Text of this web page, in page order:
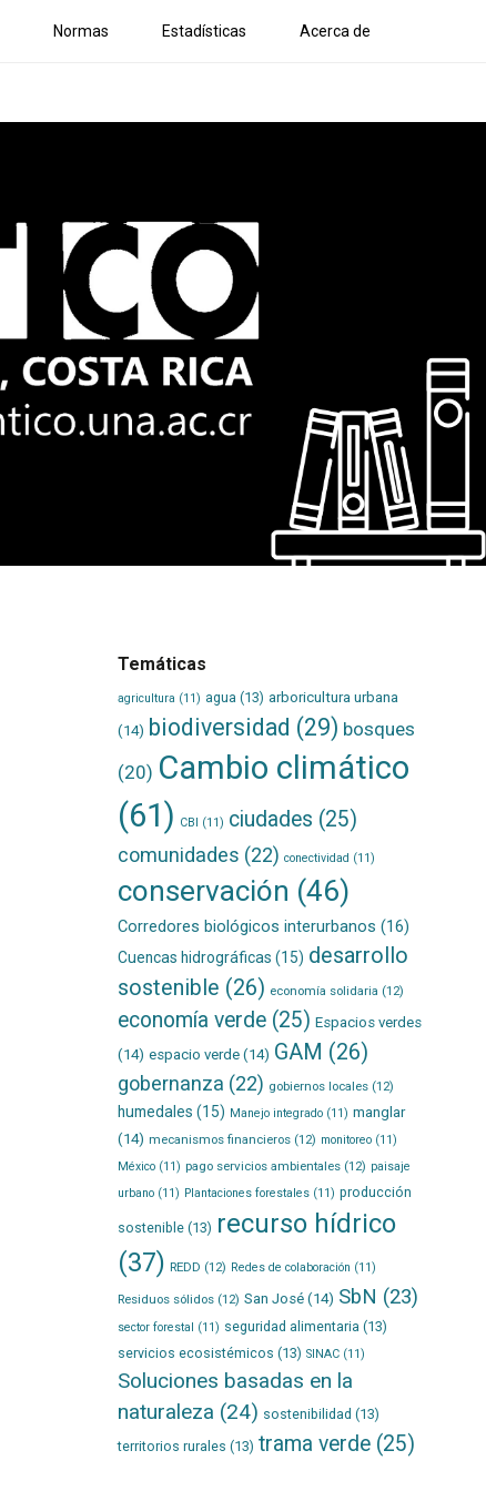
Normas Estadísticas Acerca de
Temáticas
agricultura (11) agua (13) arboricultura urbana
(14) biodiversidad (29) bosques
(20) Cambio climático
(61) CBI (11) ciudades (25)
comunidades (22) conectividad (11)
conservación (46)
Corredores biológicos interurbanos (16)
Cuencas hidrográficas (15) desarrollo
sostenible (26) economía solidaria (12)
economía verde(25) Espacios verdes
(14) espacio verde(14) GAM (26)
gobernanza (22) gobiernos locales(12)
humedales (15) Manejo integrado(11) manglar
(14) mecanismos financieros(12) monitoreo(11)
México(11) pago servicios ambientales(12) paisaje
urbano(11) Plantaciones forestales(11) producción
sostenible(13) recurso hídrico
(37) REDD (12) Redes de colaboración (11)
Residuos sólidos(12) San José(14) SbN (23)
sector forestal (11) seguridad alimentaria (13)
servicios ecosistémicos (13) SINAC(11)
Soluciones basadas en la
naturaleza (24) sostenibilidad (13)
territorios rurales (13) trama verde(25)